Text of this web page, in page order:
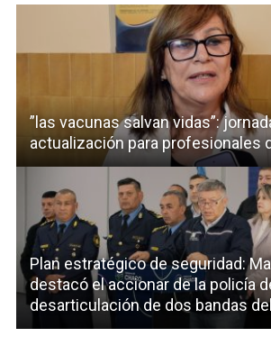
”las vacunas salvan vidas”:
actualización para profesionales
Plan estratégico de seguridad:
destacó el accionar de la policía
desarticulación de dos bandas